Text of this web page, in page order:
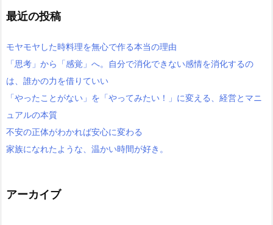
最近の投稿
モヤモヤした時料理を無心で作る本当の理由
「思考」から「感覚」へ。自分で消化できない感情を消化するの
は、誰かの力を借りていい
「やったことがない」を「やってみたい！」に変える、経営とマニ
ュアルの本質
不安の正体がわかれば安心に変わる
家族になれたような、温かい時間が好き。
アーカイブ